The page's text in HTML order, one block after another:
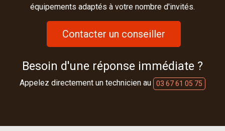
équipements adaptés à votre nombre d'invités.
Contacter un conseiller
Besoin d'une réponse immédiate ?
Appelez directement un technicien au 03 67 61 05 75